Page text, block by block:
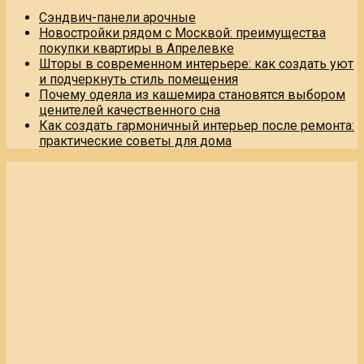
Сэндвич-панели арочные
Новостройки рядом с Москвой: преимущества
покупки квартиры в Апрелевке
Шторы в современном интерьере: как создать уют
и подчеркнуть стиль помещения
Почему одеяла из кашемира становятся выбором
ценителей качественного сна
Как создать гармоничный интерьер после ремонта:
практические советы для дома